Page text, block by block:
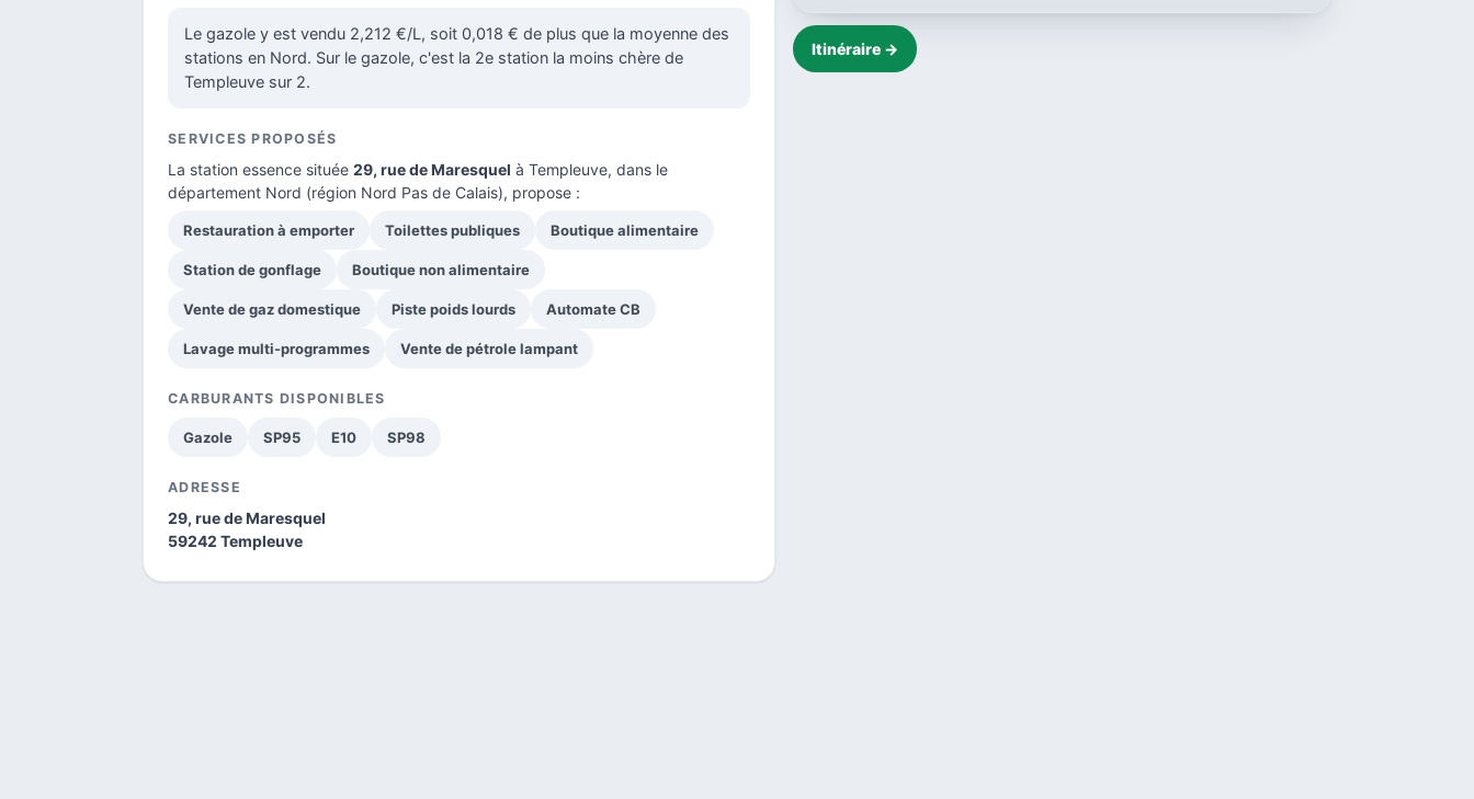
Le gazole y est vendu 2,212 €/L, soit 0,018 € de plus que la moyenne des
stations en Nord. Sur le gazole, c'est la 2e station la moins chère de
Templeuve sur 2.
SERVICES PROPOSÉS
La station essence située 29, rue de Maresquel à Templeuve, dans le
département Nord (région Nord Pas de Calais), propose :
Restauration à emporter Toilettes publiques Boutique alimentaire
Station de gonflage Boutique non alimentaire
Vente de gaz domestique Piste poids lourds Automate CB
Lavage multi-programmes Vente de pétrole lampant
CARBURANTS DISPONIBLES
Gazole SP95 E10 SP98
ADRESSE
29, rue de Maresquel
59242 Templeuve
Itinéraire →